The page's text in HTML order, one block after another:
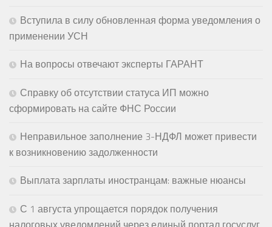
Вступила в силу обновленная форма уведомления о
применении УСН
На вопросы отвечают эксперты ГАРАНТ
Справку об отсутствии статуса ИП можно
сформировать на сайте ФНС России
Неправильное заполнение 3-НДФЛ может привести
к возникновению задолженности
Выплата зарплаты иностранцам: важные нюансы
С 1 августа упрощается порядок получения